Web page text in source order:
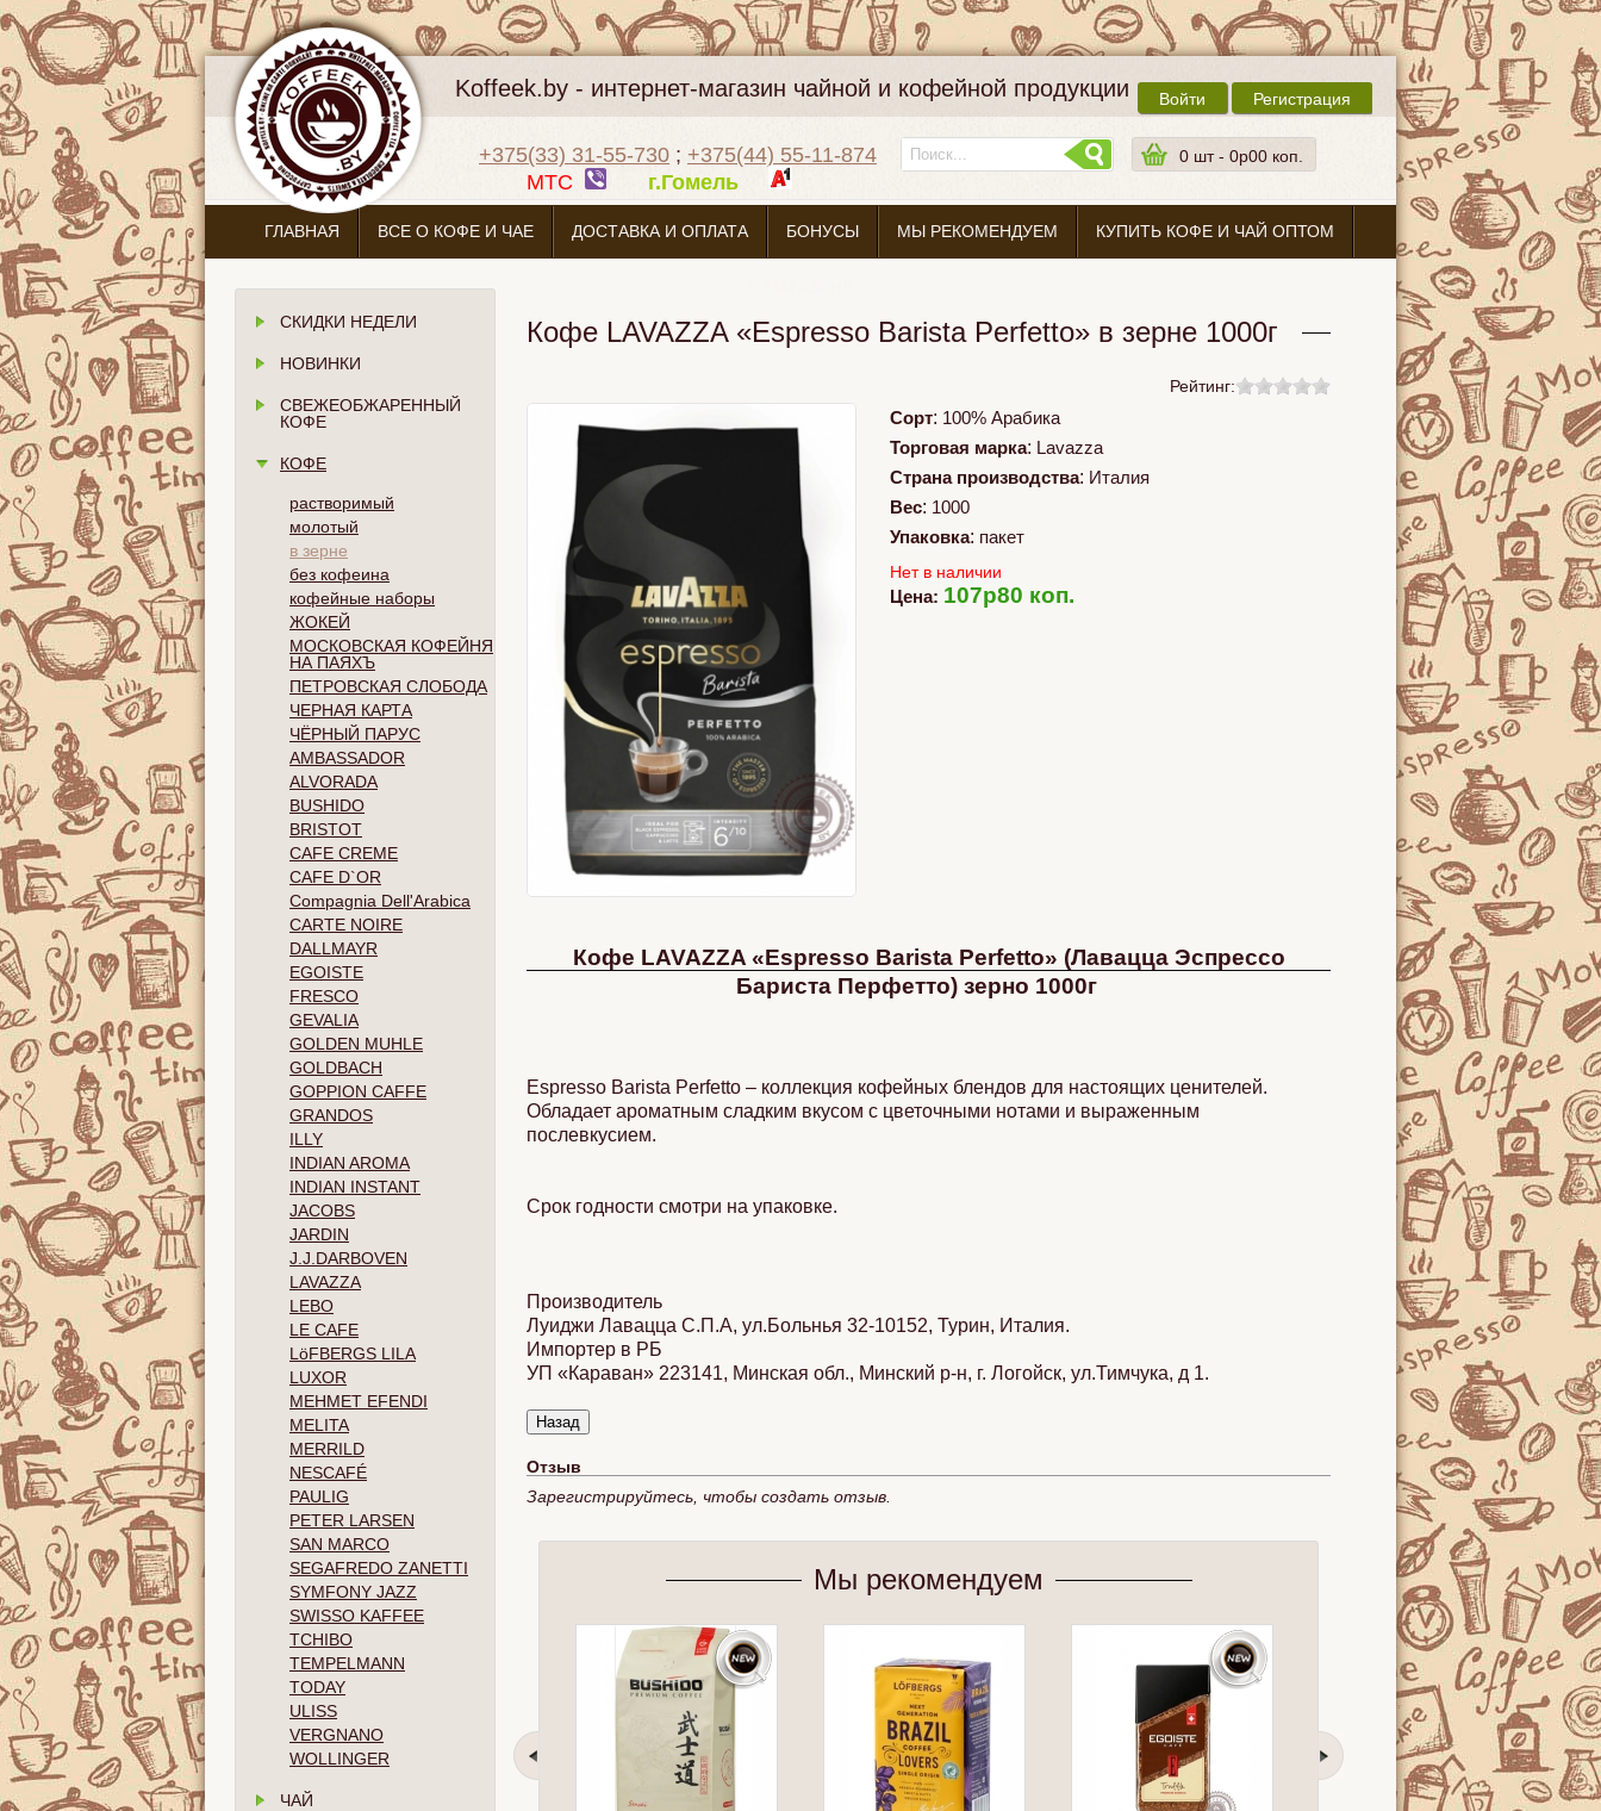
Koffeek.by - интернет-магазин чайной и кофейной продукции Войти Регистрация
+375(33) 31-55-730 ; +375(44) 55-11-874
МТС
г.Гомель
0 шт - 0p00 коп.
ГЛАВНАЯ ВСЕ О КОФЕ И ЧАЕ ДОСТАВКА И ОПЛАТА БОНУСЫ МЫ РЕКОМЕНДУЕМ КУПИТЬ КОФЕ И ЧАЙ ОПТОМ
СКИДКИ НЕДЕЛИ
НОВИНКИ
СВЕЖЕОБЖАРЕННЫЙ
КОФЕ
КОФЕ
растворимый
молотый
в зерне
без кофеина
кофейные наборы
ЖОКЕЙ
МОСКОВСКАЯ КОФЕЙНЯ
НА ПАЯХЪ
ПЕТРОВСКАЯ СЛОБОДА
ЧЕРНАЯ КАРТА
ЧЁРНЫЙ ПАРУС
AMBASSADOR
ALVORADA
BUSHIDO
BRISTOT
CAFE CREME
CAFE D`OR
Compagnia Dell'Arabica
CARTE NOIRE
DALLMAYR
EGOISTE
FRESCO
GEVALIA
GOLDEN MUHLE
GOLDBACH
GOPPION CAFFE
GRANDOS
ILLY
INDIAN AROMA
INDIAN INSTANT
JACOBS
JARDIN
J.J.DARBOVEN
LAVAZZA
LEBO
LE CAFE
LöFBERGS LILA
LUXOR
MEHMET EFENDI
MELITA
MERRILD
NESCAFÉ
PAULIG
PETER LARSEN
SAN MARCO
SEGAFREDO ZANETTI
SYMFONY JAZZ
SWISSO KAFFEE
TCHIBO
TEMPELMANN
TODAY
ULISS
VERGNANO
WOLLINGER
ЧАЙ
Кофе LAVAZZA «Espresso Barista Perfetto» в зерне 1000г
Рейтинг:
Сорт: 100% Арабика
Торговая марка: Lavazza
Страна производства: Италия
Вес: 1000
Упаковка: пакет
Нет в наличии
Цена: 107p80 коп.
Кофе LAVAZZA «Espresso Barista Perfetto» (Лавацца Эспрессо
Бариста Перфетто) зерно 1000г
Espresso Barista Perfetto – коллекция кофейных блендов для настоящих ценителей.
Обладает ароматным сладким вкусом с цветочными нотами и выраженным
послевкусием.
Срок годности смотри на упаковке.
Производитель
Луиджи Лавацца С.П.А, ул.Больнья 32-10152, Турин, Италия.
Импортер в РБ
УП «Караван» 223141, Минская обл., Минский р-н, г. Логойск, ул.Тимчука, д 1.
Отзыв
Зарегистрируйтесь, чтобы создать отзыв.
Мы рекомендуем